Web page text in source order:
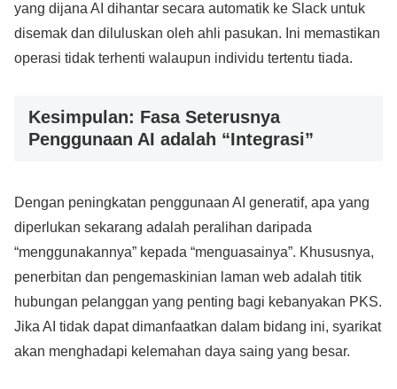
yang dijana AI dihantar secara automatik ke Slack untuk
disemak dan diluluskan oleh ahli pasukan. Ini memastikan
operasi tidak terhenti walaupun individu tertentu tiada.
Kesimpulan: Fasa Seterusnya
Penggunaan AI adalah “Integrasi”
Dengan peningkatan penggunaan AI generatif, apa yang
diperlukan sekarang adalah peralihan daripada
“menggunakannya” kepada “menguasainya”. Khususnya,
penerbitan dan pengemaskinian laman web adalah titik
hubungan pelanggan yang penting bagi kebanyakan PKS.
Jika AI tidak dapat dimanfaatkan dalam bidang ini, syarikat
akan menghadapi kelemahan daya saing yang besar.